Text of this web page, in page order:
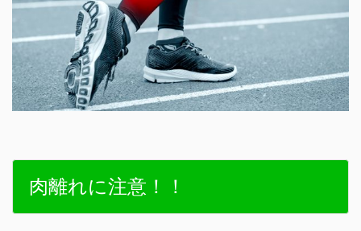
肉離れに注意！！